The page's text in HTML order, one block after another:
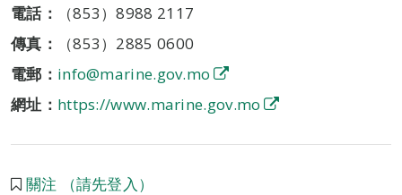
電話：
（853）8988 2117
傳真：
（853）2885 0600
電郵： info@marine.gov.mo
網址： https://www.marine.gov.mo
關注 （請先登入）